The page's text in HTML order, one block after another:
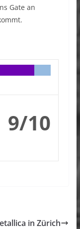
Gate an
9/10
in Zürich